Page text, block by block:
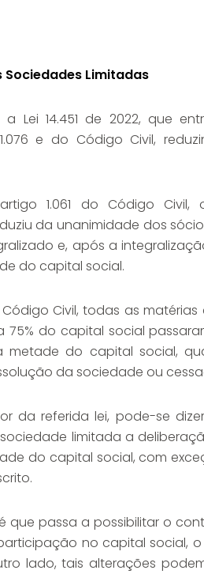
Sociedades Limitadas
Lei 14.451 de 2022, que
e do Código Civil,
1.061 do Código Civil,
da unanimidade dos
e, após a
do capital social.
Civil, todas as
75% do capital social
metade do capital social,
da sociedade ou
da referida lei, pode-se
limitada a
do capital social, com
que passa a possibilitar o
no capital social,
lado, tais alterações